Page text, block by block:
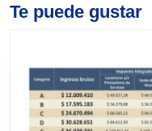
Previous
Te puede gustar